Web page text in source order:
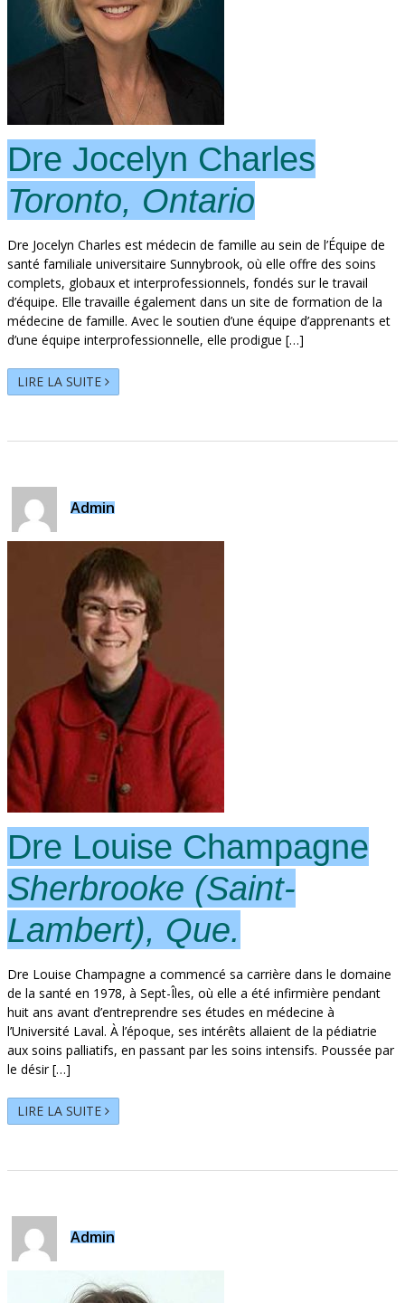
Dre Jocelyn Charles
Toronto, Ontario
Dre Jocelyn Charles est médecin de famille au sein de l’Équipe de
santé familiale universitaire Sunnybrook, où elle offre des soins
complets, globaux et interprofessionnels, fondés sur le travail
d’équipe. Elle travaille également dans un site de formation de la
médecine de famille. Avec le soutien d’une équipe d’apprenants et
d’une équipe interprofessionnelle, elle prodigue […]
LIRE LA SUITE
Admin
Dre Louise Champagne
Sherbrooke (Saint-
Lambert), Que.
Dre Louise Champagne a commencé sa carrière dans le domaine
de la santé en 1978, à Sept-Îles, où elle a été infirmière pendant
huit ans avant d’entreprendre ses études en médecine à
l’Université Laval. À l’époque, ses intérêts allaient de la pédiatrie
aux soins palliatifs, en passant par les soins intensifs. Poussée par
le désir […]
LIRE LA SUITE
Admin